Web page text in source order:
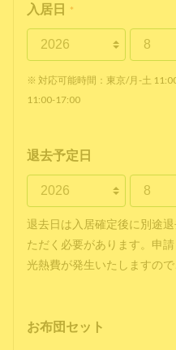
入居日 *
※ 対応可能時間：東京/月-土
11:00-17:00
退去予定日
退去日は入居確定後に別途
ただく必要があります。申
光熱費が発生いたしますので
お布団セット